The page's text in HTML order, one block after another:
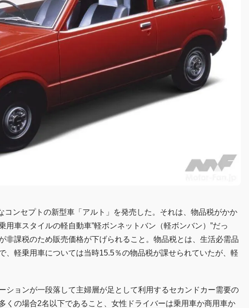
コンセプトの新型車「アルト」を発売した。それは、物品税がかか
車スタイルの軽自動車”軽ボンネットバン（軽ボンバン）”だっ
非課税のため販売価格が下げられること。物品税とは、生活必需品
、軽乗用車については当時15.5％の物品税が課せられていたが、軽
ションが一段落して主婦層が足として利用するセカンドカー需要の
くの場合2名以下であること、女性ドライバーは乗用車か商用車か